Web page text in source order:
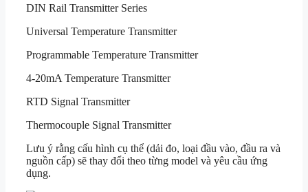
DIN Rail Transmitter Series
Universal Temperature Transmitter
Programmable Temperature Transmitter
4-20mA Temperature Transmitter
RTD Signal Transmitter
Thermocouple Signal Transmitter
Lưu ý rằng cấu hình cụ thể (dải đo, loại đầu vào, đầu ra và
nguồn cấp) sẽ thay đổi theo từng model và yêu cầu ứng
dụng.